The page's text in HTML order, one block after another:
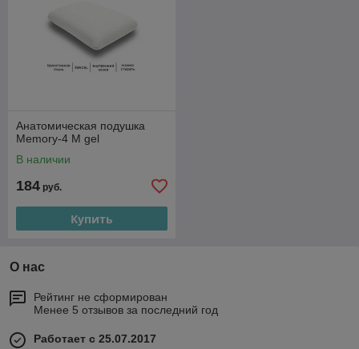
Анатомическая подушка
Memory-4 M gel
В наличии
184 руб.
Купить
О нас
Рейтинг не сформирован
Менее 5 отзывов за последний год
Работает с 25.07.2017